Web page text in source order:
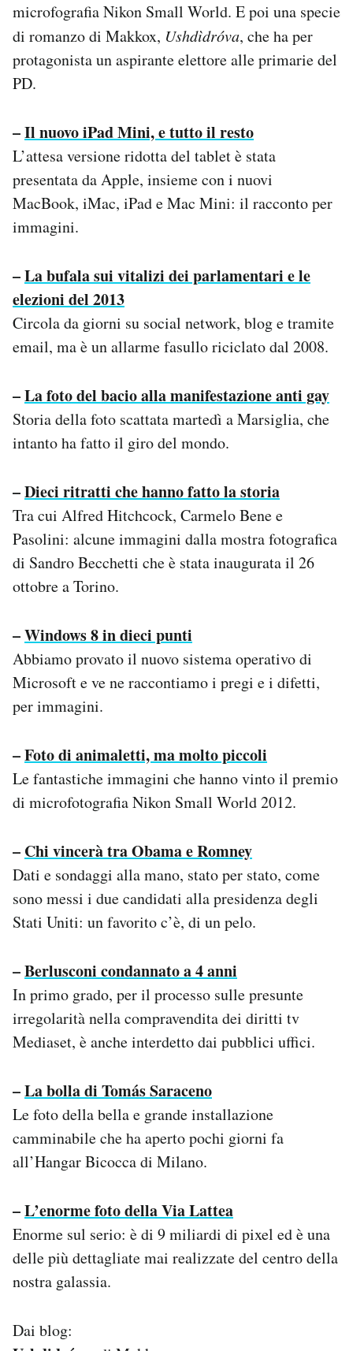
Esci
microfografia Nikon Small World. E poi una specie
di romanzo di Makkox, Ushdìdróva, che ha per
protagonista un aspirante elettore alle primarie del
PD.
–Il nuovo iPad Mini, e tutto il resto
L’attesa versione ridotta del tablet è stata
presentata da Apple, insieme con i nuovi
MacBook, iMac, iPad e Mac Mini: il racconto per
immagini.
–La bufala sui vitalizi dei parlamentari e le
elezioni del 2013
Circola da giorni su social network, blog e tramite
email, ma è un allarme fasullo riciclato dal 2008.
–La foto del bacio alla manifestazione anti gay
Storia della foto scattata martedì a Marsiglia, che
intanto ha fatto il giro del mondo.
–Dieci ritratti che hanno fatto la storia
Tra cui Alfred Hitchcock, Carmelo Bene e
Pasolini: alcune immagini dalla mostra fotografica
di Sandro Becchetti che è stata inaugurata il 26
ottobre a Torino.
–Windows 8 in dieci punti
Abbiamo provato il nuovo sistema operativo di
Microsoft e ve ne raccontiamo i pregi e i difetti,
per immagini.
–Foto di animaletti, ma molto piccoli
Le fantastiche immagini che hanno vinto il premio
di microfotografia Nikon Small World 2012.
– Chi vincerà tra Obama e Romney
Dati e sondaggi alla mano, stato per stato, come
sono messi i due candidati alla presidenza degli
Stati Uniti: un favorito c’è, di un pelo.
–Berlusconi condannato a 4 anni
In primo grado, per il processo sulle presunte
irregolarità nella compravendita dei diritti tv
Mediaset, è anche interdetto dai pubblici uffici.
–La bolla di Tomás Saraceno
Le foto della bella e grande installazione
camminabile che ha aperto pochi giorni fa
all’Hangar Bicocca di Milano.
–L’enorme foto della Via Lattea
Enorme sul serio: è di 9 miliardi di pixel ed è una
delle più dettagliate mai realizzate del centro della
nostra galassia.
Dai blog: